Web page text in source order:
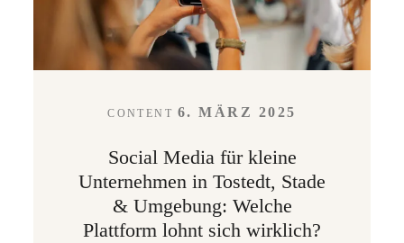
KONTAKT
ABOUT
CONTENT 6. MÄRZ 2025
Social Media für kleine
Unternehmen in Tostedt, Stade
& Umgebung: Welche
Plattform lohnt sich wirklich?